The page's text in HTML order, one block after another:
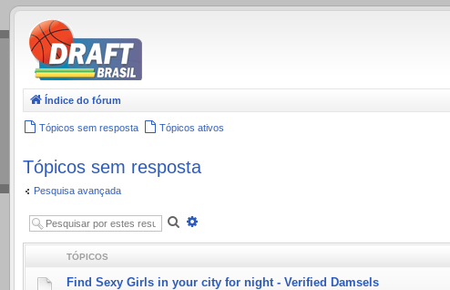
.
Índice do fórum
Tópicos sem resposta Tópicos ativos
Tópicos sem resposta
Pesquisa avançada
Pesquisar
TÓPICOS
Find Sexy Girls in your city for night - Verified Damsels